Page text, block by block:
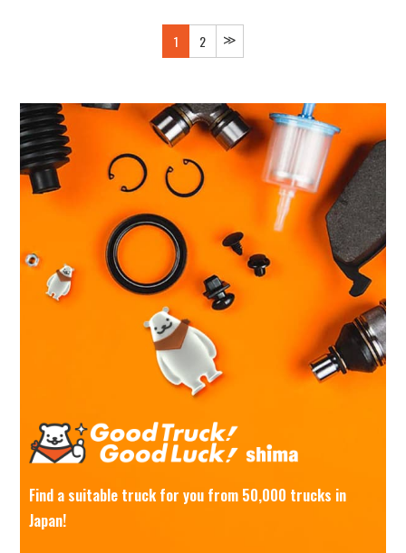
1 2 ≫
Find a suitable truck for you from 50,000 trucks in
Japan!